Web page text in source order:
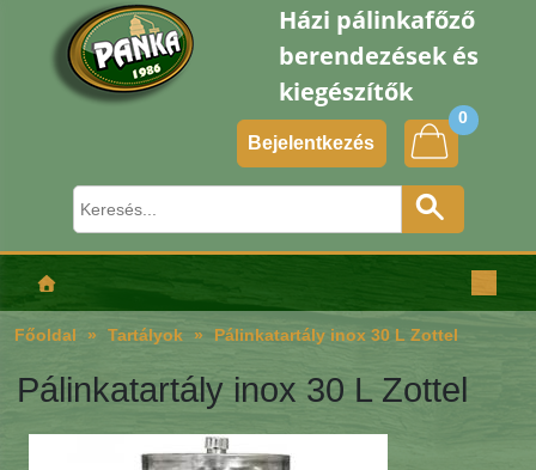
Házi pálinkafőző
berendezések és
kiegészítők
Bejelentkezés
0
Főoldal Tartályok Pálinkatartály inox 30 L Zottel
Pálinkatartály inox 30 L Zottel